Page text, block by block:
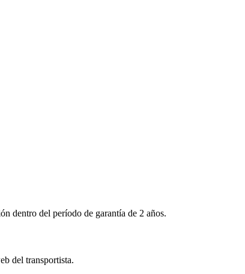
dentro del período de garantía de 2 años.
del transportista.